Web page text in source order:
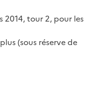
2014, tour 2, pour les
(sous réserve de